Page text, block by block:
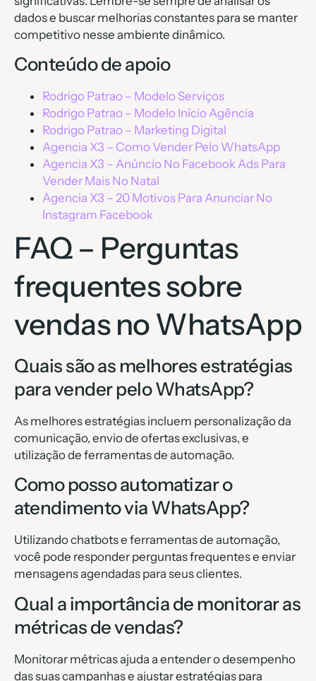
dados e buscar melhorias constantes para se manter
competitivo nesse ambiente dinâmico.
Conteúdo de apoio
Rodrigo Patrao – Modelo Serviços
Rodrigo Patrao – Modelo Início Agência
Rodrigo Patrao – Marketing Digital
Agencia X3 – Como Vender Pelo WhatsApp
Agencia X3 – Anúncio No Facebook Ads Para
Vender Mais No Natal
Agencia X3 – 20 Motivos Para Anunciar No
Instagram Facebook
FAQ – Perguntas
frequentes sobre
vendas no WhatsApp
Quais são as melhores estratégias
para vender pelo WhatsApp?
As melhores estratégias incluem personalização da
comunicação, envio de ofertas exclusivas, e
utilização de ferramentas de automação.
Como posso automatizar o
atendimento via WhatsApp?
Utilizando chatbots e ferramentas de automação,
você pode responder perguntas frequentes e enviar
mensagens agendadas para seus clientes.
Qual a importância de monitorar as
métricas de vendas?
Monitorar métricas ajuda a entender o desempenho
das suas campanhas e ajustar estratégias para